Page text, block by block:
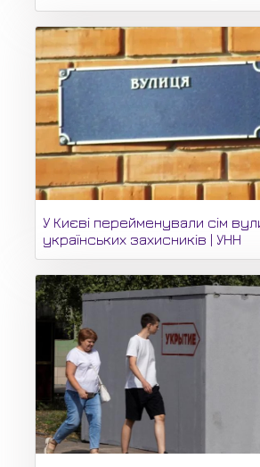
У Києві перейменували сім
українських захисників | УНН